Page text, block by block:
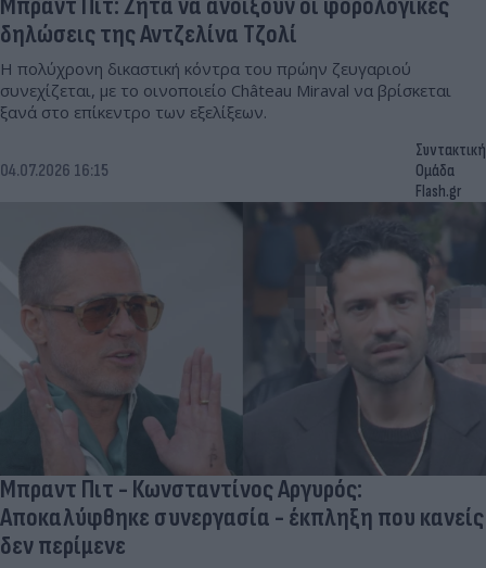
δηλώσεις της Αντζελίνα Τζολί
Η πολύχρονη δικαστική κόντρα του πρώην ζευγαριού
συνεχίζεται, με το οινοποιείο Château Miraval να βρίσκεται
ξανά στο επίκεντρο των εξελίξεων.
04.07.2026 16:15
Συντακτική
Ομάδα
Flash.gr
Μπραντ Πιτ - Κωνσταντίνος Αργυρός:
Αποκαλύφθηκε συνεργασία - έκπληξη που κανείς
δεν περίμενε